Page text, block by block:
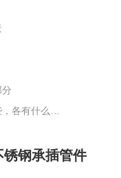
锈钢承插管件